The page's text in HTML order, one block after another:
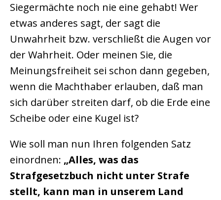
Siegermächte noch nie eine gehabt! Wer
etwas anderes sagt, der sagt die
Unwahrheit bzw. verschließt die Augen vor
der Wahrheit. Oder meinen Sie, die
Meinungsfreiheit sei schon dann gegeben,
wenn die Machthaber erlauben, daß man
sich darüber streiten darf, ob die Erde eine
Scheibe oder eine Kugel ist?
Wie soll man nun Ihren folgenden Satz
einordnen: „Alles, was das
Strafgesetzbuch nicht unter Strafe
stellt, kann man in unserem Land